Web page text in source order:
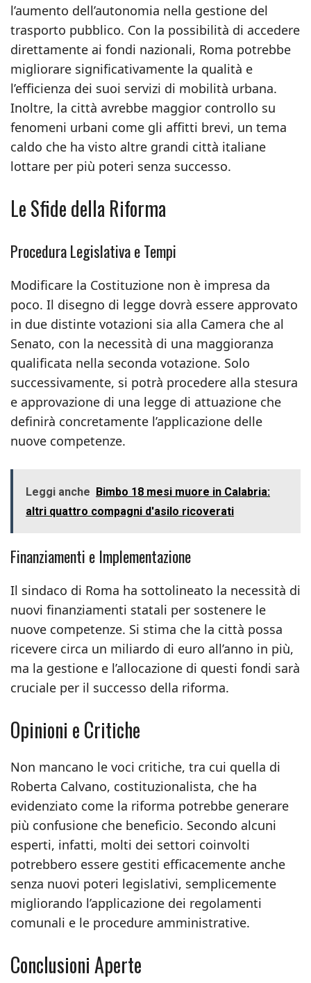
l’aumento dell’autonomia nella gestione del
trasporto pubblico. Con la possibilità di accedere
direttamente ai fondi nazionali, Roma potrebbe
migliorare significativamente la qualità e
l’efficienza dei suoi servizi di mobilità urbana.
Inoltre, la città avrebbe maggior controllo su
fenomeni urbani come gli affitti brevi, un tema
caldo che ha visto altre grandi città italiane
lottare per più poteri senza successo.
Le Sfide della Riforma
Procedura Legislativa e Tempi
Modificare la Costituzione non è impresa da
poco. Il disegno di legge dovrà essere approvato
in due distinte votazioni sia alla Camera che al
Senato, con la necessità di una maggioranza
qualificata nella seconda votazione. Solo
successivamente, si potrà procedere alla stesura
e approvazione di una legge di attuazione che
definirà concretamente l’applicazione delle
nuove competenze.
Leggi anche Bimbo 18 mesi muore in Calabria:
altri quattro compagni d'asilo ricoverati
Finanziamenti e Implementazione
Il sindaco di Roma ha sottolineato la necessità di
nuovi finanziamenti statali per sostenere le
nuove competenze. Si stima che la città possa
ricevere circa un miliardo di euro all’anno in più,
ma la gestione e l’allocazione di questi fondi sarà
cruciale per il successo della riforma.
Opinioni e Critiche
Non mancano le voci critiche, tra cui quella di
Roberta Calvano, costituzionalista, che ha
evidenziato come la riforma potrebbe generare
più confusione che beneficio. Secondo alcuni
esperti, infatti, molti dei settori coinvolti
potrebbero essere gestiti efficacemente anche
senza nuovi poteri legislativi, semplicemente
migliorando l’applicazione dei regolamenti
comunali e le procedure amministrative.
Conclusioni Aperte